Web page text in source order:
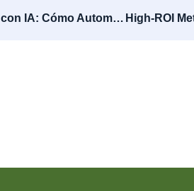
Agentes Virtuales con IA: Cómo Automatizar el Éxito de tu Negocio en Broward y Pembroke Pines